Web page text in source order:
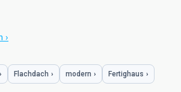
›
› Flachdach › modern › Fertighaus ›